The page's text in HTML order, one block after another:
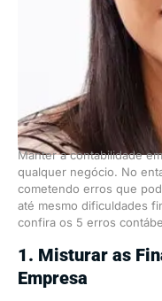
Manter a contabilidade
qualquer negócio. No
cometendo erros que
até mesmo dificuldades
confira os 5 erros
1. Misturar as
Empresa